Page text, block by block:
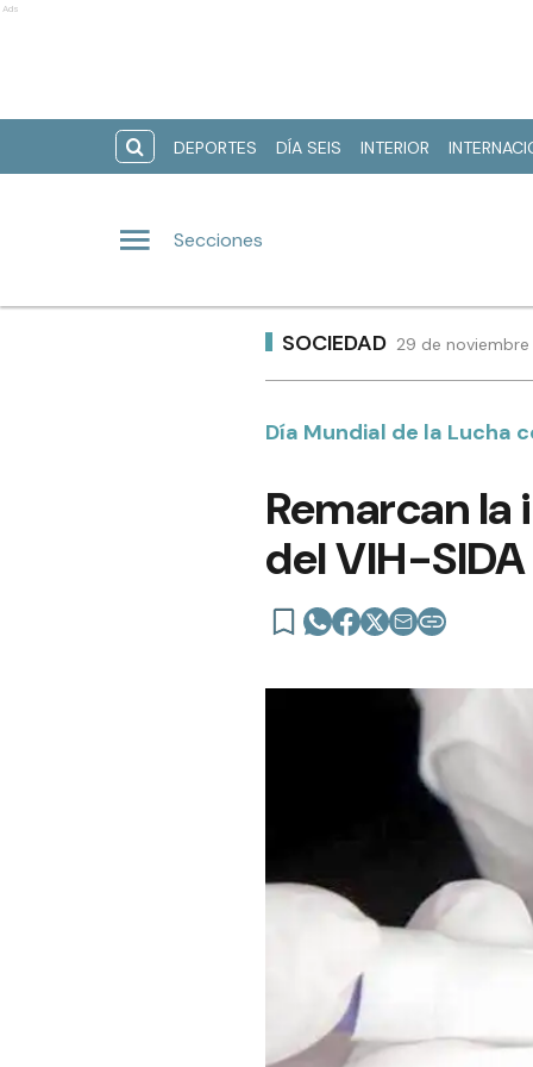
Ads
DEPORTES DÍA SEIS INTERIOR
Secciones
SOCIEDAD 29 de
Día Mundial de la Lucha
Remarcan
del VIH-SIDA